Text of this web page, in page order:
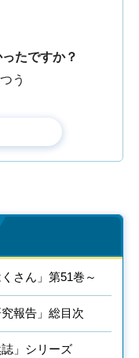
たですか？
う
さん」第51巻～
報告」総目次
」シリーズ